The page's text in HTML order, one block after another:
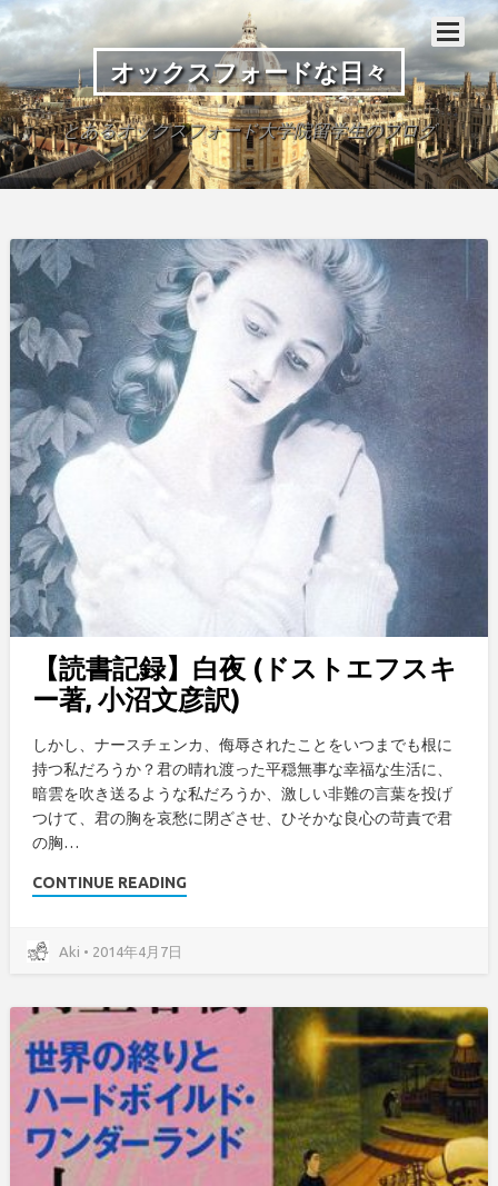
オックスフォードな日々
とあるオックスフォード大学院留学生のブログ
【読書記録】白夜 (ドストエフスキ
ー著, 小沼文彦訳)
しかし、ナースチェンカ、侮辱されたことをいつまでも根に
持つ私だろうか？君の晴れ渡った平穏無事な幸福な生活に、
暗雲を吹き送るような私だろうか、激しい非難の言葉を投げ
つけて、君の胸を哀愁に閉ざさせ、ひそかな良心の苛責で君
の胸…
CONTINUE READING
Aki • 2014年4月7日